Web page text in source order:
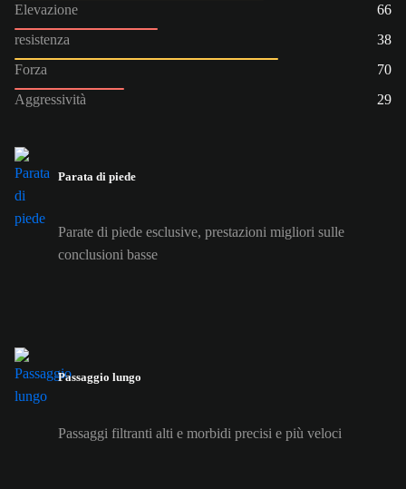
Elevazione
66
resistenza
38
Forza
70
Aggressività
29
Parata di piede
Parate di piede esclusive, prestazioni migliori sulle
conclusioni basse
Passaggio lungo
Passaggi filtranti alti e morbidi precisi e più veloci